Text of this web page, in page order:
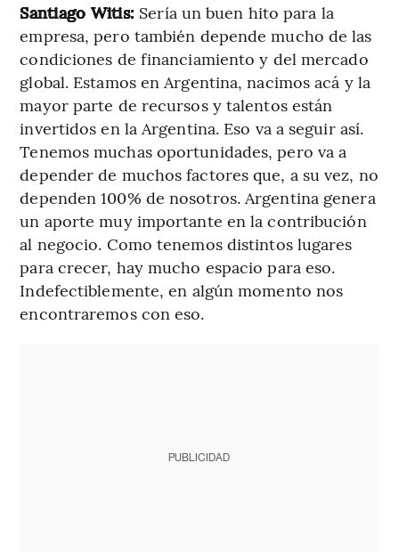
Santiago Witis: Sería un buen hito para la
empresa, pero también depende mucho de las
condiciones de financiamiento y del mercado
global. Estamos en Argentina, nacimos acá y la
mayor parte de recursos y talentos están
invertidos en la Argentina. Eso va a seguir así.
Tenemos muchas oportunidades, pero va a
depender de muchos factores que, a su vez, no
dependen 100% de nosotros. Argentina genera
un aporte muy importante en la contribución
al negocio. Como tenemos distintos lugares
para crecer, hay mucho espacio para eso.
Indefectiblemente, en algún momento nos
encontraremos con eso.
PUBLICIDAD